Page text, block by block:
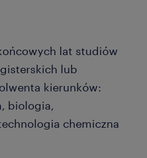
lat studiów
lub
kierunków:
biologia,
chemiczna